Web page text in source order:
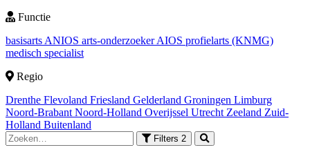
Functie
basisarts ANIOS arts-onderzoekerAIOS profielarts (KNMG)
medisch specialist
Regio
Drenthe Flevoland Friesland Gelderland Groningen Limburg
Noord-Brabant Noord-Holland Overijssel Utrecht Zeeland Zuid-
Holland Buitenland
Filters 2